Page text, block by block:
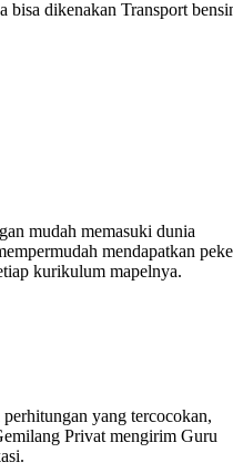
bisa dikenakan Transport
mudah memasuki dunia
mendapatkan
kurikulum mapelnya.
yang tercocokan,
Privat mengirim Guru